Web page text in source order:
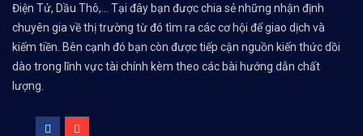
Điện Tử, Dầu Thô,... Tại đây bạn được chia sẻ những nhận định
chuyên gia về thị trường từ đó tìm ra các cơ hội để giao dịch và
kiếm tiền. Bên cạnh đó bạn còn được tiếp cận nguồn kiến thức dồi
dào trong lĩnh vực tài chính kèm theo các bài hướng dẫn chất
lượng.